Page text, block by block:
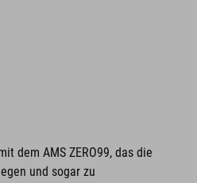
dem AMS ZERO99, das die
und sogar zu